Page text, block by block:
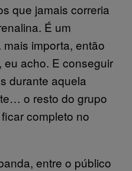
que jamais correria
É um
importa, então
acho. E conseguir
durante aquela
o resto do grupo
completo no
entre o público